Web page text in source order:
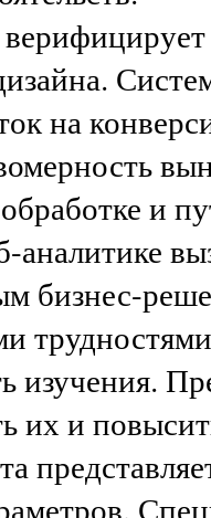
на
и
аналитике
бизнес-
изучения.
их и